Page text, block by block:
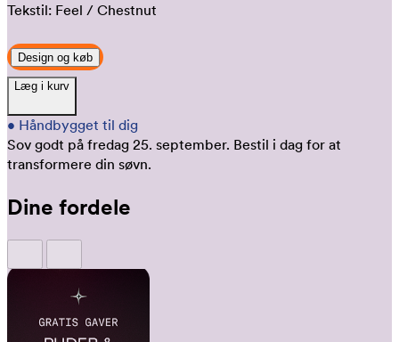
Tekstil: Feel / Chestnut
Design og køb
Læg i kurv
• Håndbygget til dig
Sov godt på fredag 25. september. Bestil i dag for at
transformere din søvn.
Dine fordele